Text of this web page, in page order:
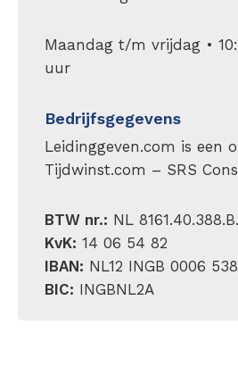
Maandag t/m vrijdag •
uur
Bedrijfsgegevens
Leidinggeven.com is een
Tijdwinst.com – SRS
BTW nr.: NL
KvK: 14 06 54 82
IBAN: NL12 INGB 0006
BIC: INGBNL2A